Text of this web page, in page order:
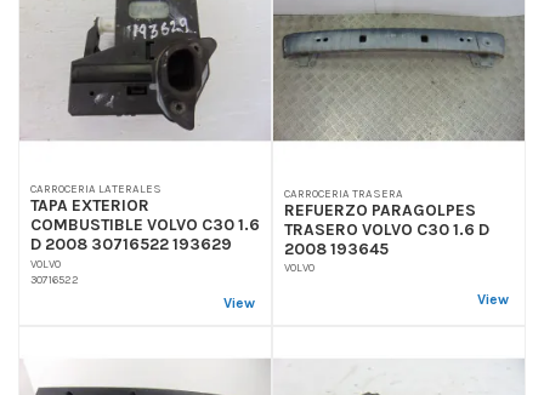
CARROCERIA LATERALES
TAPA EXTERIOR
COMBUSTIBLE VOLVO C30 1.6
D 2008 30716522 193629
VOLVO
30716522
View
CARROCERIA TRASERA
REFUERZO PARAGOLPES
TRASERO VOLVO C30 1.6 D
2008 193645
VOLVO
View